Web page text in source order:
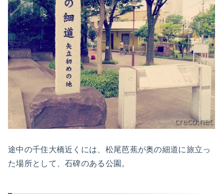
途中の千住大橋近くには、松尾芭蕉が奥の細道に旅立っ
た場所として、石碑のある公園。